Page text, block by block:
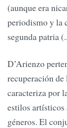
(aunque era
periodismo y la
segunda patria
D’Arienzo
recuperación de
caracteriza por
estilos artísticos
géneros. El